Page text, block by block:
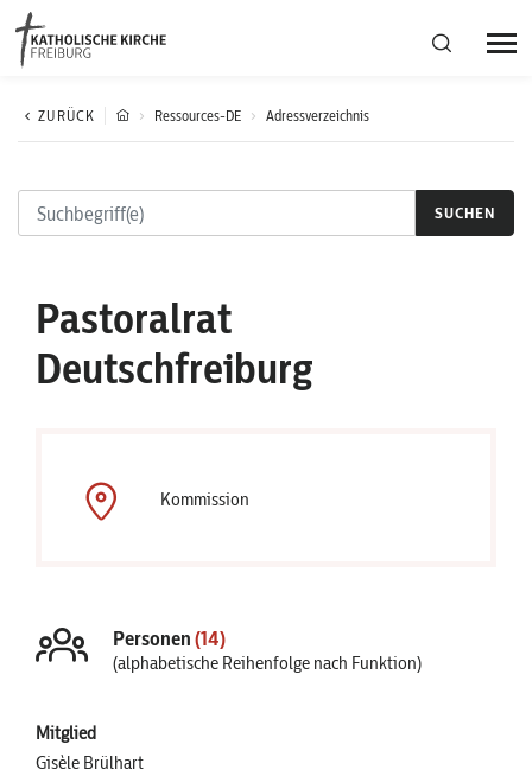
Bistumsregion Deutschfreiburg
Fachstellen
ZURÜCK Ressources-DE Adressverzeichnis
SUCHEN
Pastoralrat
Deutschfreiburg
Kommission
Personen(14)
(alphabetische Reihenfolge nach Funktion)
Mitglied
Gisèle Brülhart